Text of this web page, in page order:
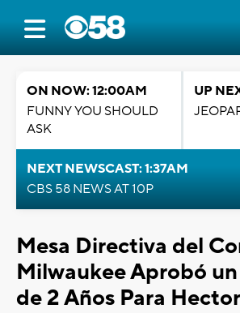
ON NOW: 12:00AM
FUNNY YOU SHOULD
ASK
UP
NEXT NEWSCAST: 1:37AM
CBS 58 NEWS AT 10P
Mesa Directiva del
Milwaukee Aprobó
de 2 Años Para